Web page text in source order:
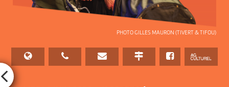
PHOTO GILLES MAURON (TIVERT & TIFOU)